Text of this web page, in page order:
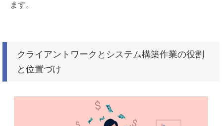
ます。
クライアントワークとシステム構築作業の役割
と位置づけ